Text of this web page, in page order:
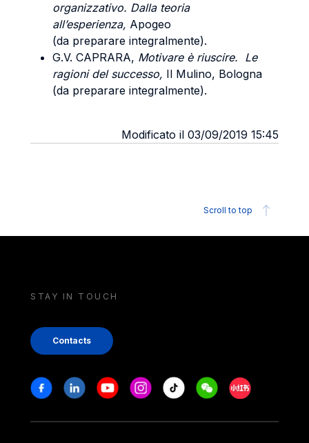
organizzativo. Dalla teoria
all’esperienza, Apogeo
(da preparare integralmente).
G.V. CAPRARA, Motivare è riuscire. Le
ragioni del successo, Il Mulino, Bologna
(da preparare integralmente).
Modificato il 03/09/2019 15:45
Scroll to top
STAY IN TOUCH
Contacts
Stay in touch
FacebookLinkedinYoutubeInstagram
Tiktok WeechatXiaohongshu/